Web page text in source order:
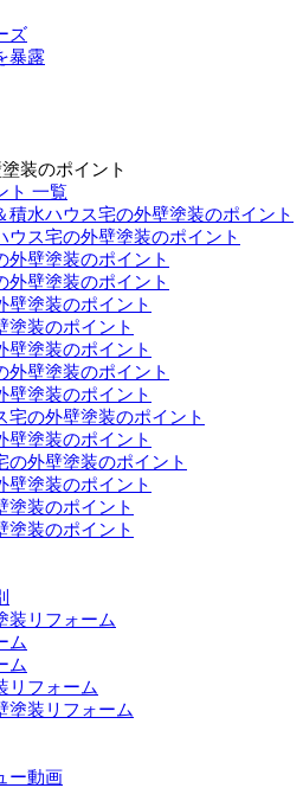
ズ
暴露
装のポイント
ト 一覧
積水ハウス宅の外壁塗装のポイント
ウス宅の外壁塗装のポイント
外壁塗装のポイント
外壁塗装のポイント
壁塗装のポイント
塗装のポイント
壁塗装のポイント
外壁塗装のポイント
壁塗装のポイント
宅の外壁塗装のポイント
壁塗装のポイント
の外壁塗装のポイント
壁塗装のポイント
塗装のポイント
塗装のポイント
装リフォーム
ム
ム
リフォーム
塗装リフォーム
ー動画